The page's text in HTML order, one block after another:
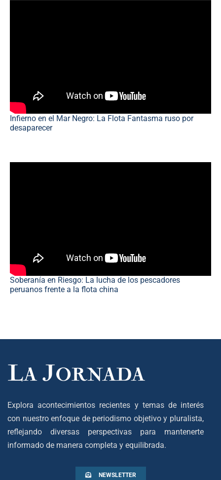
Infierno en el Mar Negro: La Flota Fantasma ruso por
desaparecer
Soberanía en Riesgo: La lucha de los pescadores
peruanos frente a la flota china
Explora acontecimientos recientes y temas de interés
con nuestro enfoque de periodismo objetivo y pluralista,
reflejando diversas perspectivas para mantenerte
informado de manera completa y equilibrada.
NEWSLETTER